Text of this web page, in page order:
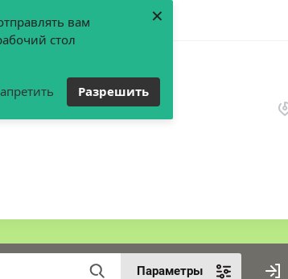
вам
стол
Разрешить
×
Параметры